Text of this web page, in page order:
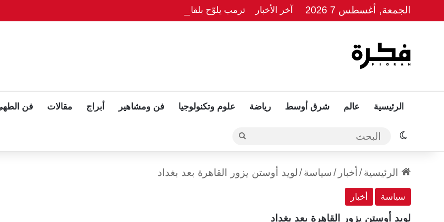
الجمعة, أغسطس 7 2026 آخر الأخبار ترمب يلوّح بلقاء ثلاثي مع بوتين وزيلينسكي بعد قمة ألاسكا
الرئيسية عالم شرق أوسط رياضة علوم وتكنولوجيا فن ومشاهير أبراج مقالات فن
الوضع المظلم البحث
الرئيسية/ أخبار / سياسة/لويد أوستن يزور القاهرة بعد بغداد
سياسة أخبار
لويد أوستن يزور القاهرة بعد بغداد